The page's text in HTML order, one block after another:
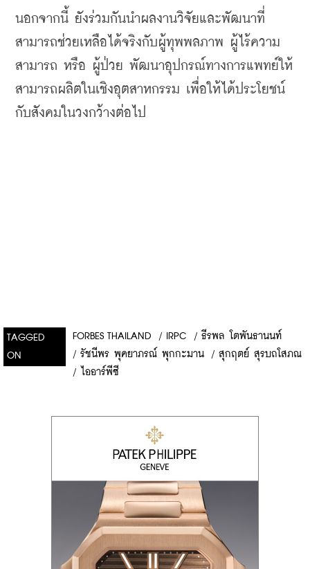
นอกจากนี้ ยังร่วมกันนำผลงานวิจัยและพัฒนาที่
สามารถช่วยเหลือได้จริงกับผู้ทุพพลภาพ ผู้ไร้ความ
สามารถ หรือ ผู้ป่วย พัฒนาอุปกรณ์ทางการแพทย์ให้
สามารถผลิตในเชิงอุตสาหกรรม เพื่อให้ได้ประโยชน์
กับสังคมในวงกว้างต่อไป
TAGGED
ON
FORBES THAILAND / IRPC / ธีรพล โตพันธานนท์
/ รัชนีพร พุคยาภรณ์ พุกกะมาน / สุกฤตย์ สุรบถโสภณ
/
ไออาร์พีซี